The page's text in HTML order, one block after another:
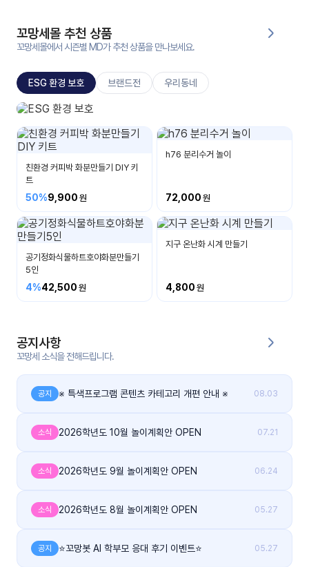
생
교
원
온라
인 강
무료
강의
및
세미
나
수강
후기
강의
자료
실
커
뮤
티
사항
우리
들의
후기
게시
타그
램
브
꼬망세몰 추천 상품
꼬망세몰에서 시즌별 MD가 추천 상품을 만나보세요.
ESG 환경 보호 브랜드전 우리동네
ESG 환경 보호
소중한 환경을 보호해요
친환경 커피박 화분만들기 DIY 키
트
50%9,900
h76 분리수거 놀이
72,000
공기정화식물하트호야화분만들기
5인
4%42,500
지구 온난화 시계 만들기
4,800
공지사항
꼬망세 소식을 전해드립니다.
공지 ※ 특색프로그램 콘텐츠 카테고리 개편 안내 ※ 08.03
소식 2026학년도 10월 놀이계획안 OPEN 07.21
소식 2026학년도 9월 놀이계획안 OPEN 06.24
소식 2026학년도 8월 놀이계획안 OPEN 05.27
공지 ⭐꼬망봇 AI 학부모 응대 후기 이벤트⭐ 05.27